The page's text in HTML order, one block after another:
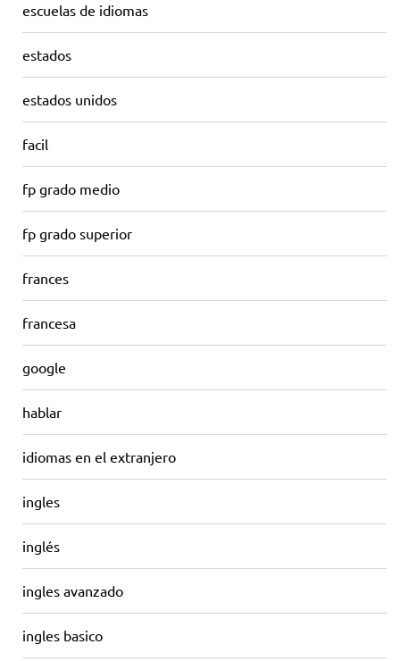
escuelas de idiomas
estados
estados unidos
facil
fp grado medio
fp grado superior
frances
francesa
google
hablar
idiomas en el extranjero
ingles
inglés
ingles avanzado
ingles basico